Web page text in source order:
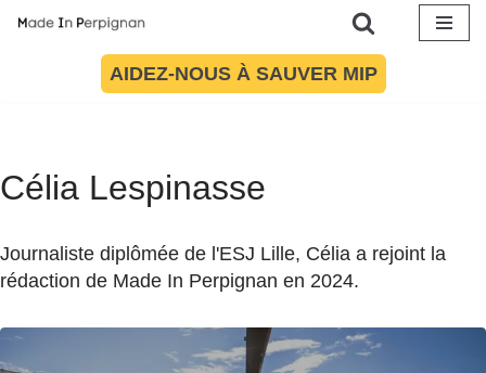
AIDEZ-NOUS À SAUVER MIP
Célia Lespinasse
Journaliste diplômée de l'ESJ Lille, Célia a rejoint la
rédaction de Made In Perpignan en 2024.